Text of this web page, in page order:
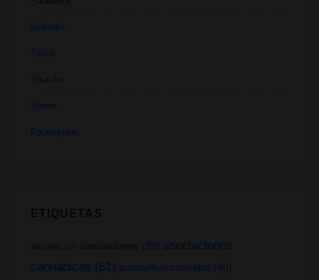
Linkedin
Tiktok
Youtube
Vimeo
Foursquare
alemania (27) asociaciones (39)
asociaciones
cannabicas (61) autocultivo cannabis (40)